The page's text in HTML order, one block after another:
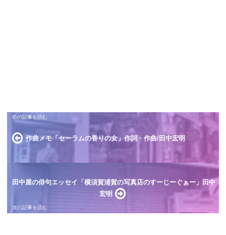
作曲メモ「セーラムの香りの女」作詞・作曲/田中宏明
田中屋の俳句エッセイ「横須賀浦賀の写真店のすーじーぐぁー」田中
宏明